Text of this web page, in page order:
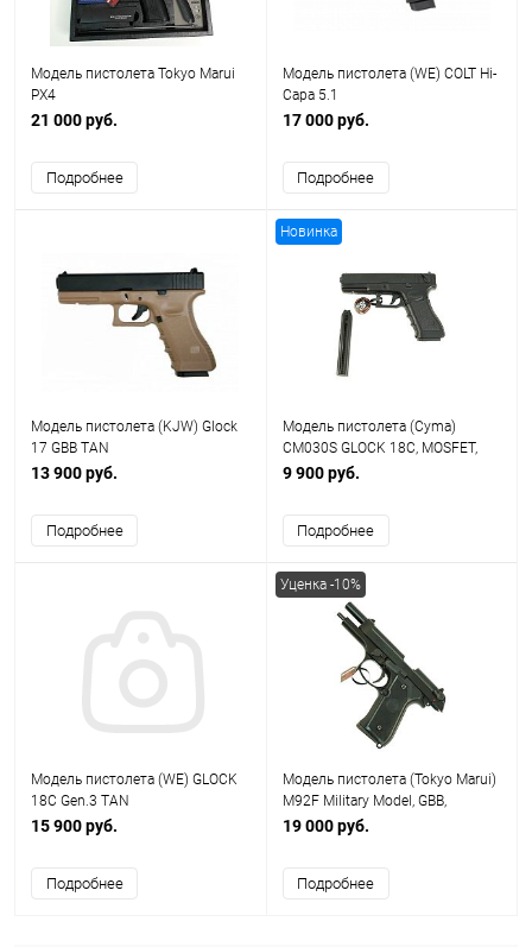
Модель пистолета Tokyo Marui
PX4
21 000 руб.
Подробнее
Модель пистолета (WE) COLT Hi-
Capa 5.1
17 000 руб.
Подробнее
Модель пистолета (KJW) Glock
17 GBB TAN
13 900 руб.
Подробнее
Новинка
Модель пистолета (Cyma)
CM030S GLOCK 18C, MOSFET,
зарядка через USB
9 900 руб.
Подробнее
Модель пистолета (WE) GLOCK
18C Gen.3 TAN
15 900 руб.
Подробнее
Уценка -10%
Модель пистолета (Tokyo Marui)
M92F Military Model, GBB,
пластик, черный
19 000 руб.
Подробнее